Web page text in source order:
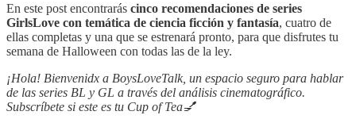
En este post encontrarás cinco recomendaciones de series
GirlsLove con temática de ciencia ficción y fantasía, cuatro de
ellas completas y una que se estrenará pronto, para que disfrutes tu
semana de Halloween con todas las de la ley.
¡Hola! Bienvenidx a BoysLoveTalk, un espacio seguro para hablar
de las series BL y GL a través del análisis cinematográfico.
Subscríbete si este es tu Cup of Tea💅